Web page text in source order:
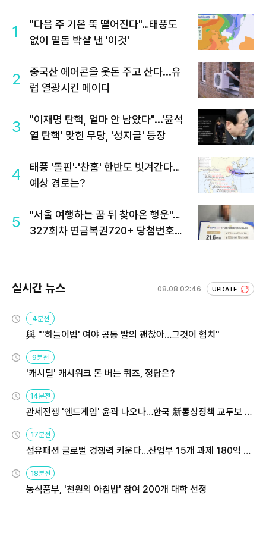
1
"다음 주 기온 뚝 떨어진다"…태풍도
없이 열돔 박살 낸 '이것'
2
중국산 에어콘을 웃돈 주고 산다...유
럽 열광시킨 메이디
3
"이재명 탄핵, 얼마 안 남았다"...'윤석
열 탄핵' 맞힌 무당, '성지글' 등장
4
태풍 '돌핀'·'찬홈' 한반도 빗겨간다…
예상 경로는?
5
"서울 여행하는 꿈 뒤 찾아온 행운"…
327회차 연금복권720+ 당첨번호조
실시간 뉴스 08.08 02:46 UPDATE
4분전
與 "'하늘이법' 여야 공동 발의 괜찮아…그것이 협치"
9분전
'캐시딜' 캐시워크 돈 버는 퀴즈, 정답은?
14분전
관세전쟁 '엔드게임' 윤곽 나오나…한국 新통상정책 교두보 활
용해야
17분전
섬유패션 글로벌 경쟁력 키운다…산업부 15개 과제 180억 지
원
18분전
농식품부, '천원의 아침밥' 참여 200개 대학 선정